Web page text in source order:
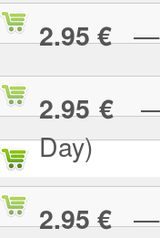
2.95 €—
2.95 €—
Day)
2.95 €—